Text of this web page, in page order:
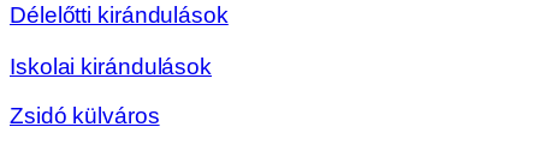
Délelőtti kirándulások
Iskolai kirándulások
Zsidó külváros